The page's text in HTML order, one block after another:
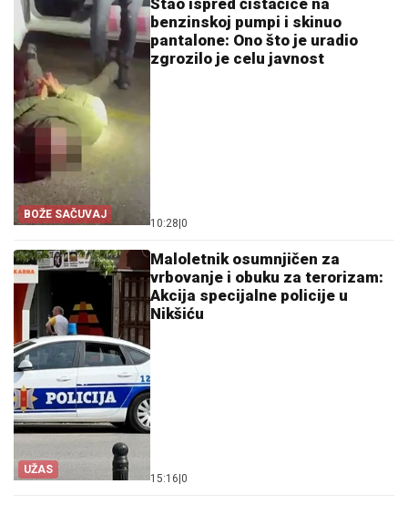
BOŽE SAČUVAJ
Stao ispred čistačice na
benzinskoj pumpi i skinuo
pantalone: Ono što je uradio
zgrozilo je celu javnost
10:28 0
UŽAS
Maloletnik osumnjičen za
vrbovanje i obuku za terorizam:
Akcija specijalne policije u
Nikšiću
15:16 0